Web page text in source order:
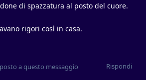
di spazzatura al posto del cuore.
rigori così in casa.
Rispondi
a questo messaggio